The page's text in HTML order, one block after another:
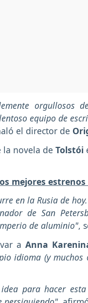
orgullosos
equipo de
el director de
la novela de Tolstói
mejores
en la Rusia de
de San
de aluminio",
a Anna
idioma (y
para hacer